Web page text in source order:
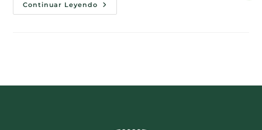
Continuar Leyendo